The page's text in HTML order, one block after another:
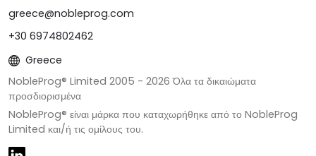
greece@nobleprog.com
+30 6974802462
Greece
NobleProg® Limited 2005 - 2026 Όλα τα δικαιώματα
προσδιορισμένα
NobleProg® είναι μάρκα που καταχωρήθηκε από το NobleProg
Limited και/ή τις ομίλους του.